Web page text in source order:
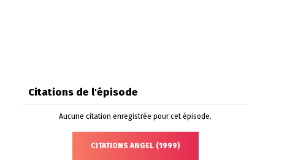
Citations de l'épisode
Aucune citation enregistrée pour cet épisode.
CITATIONS ANGEL (1999)